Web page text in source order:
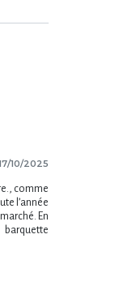
10/2025
comme
l’année
En